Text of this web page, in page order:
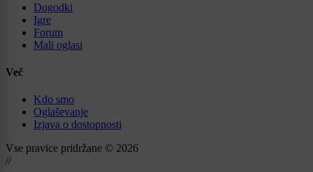
Dogodki
Igre
Forum
Mali oglasi
Več
Kdo smo
Oglaševanje
Izjava o dostopnosti
Vse pravice pridržane © 2026
//